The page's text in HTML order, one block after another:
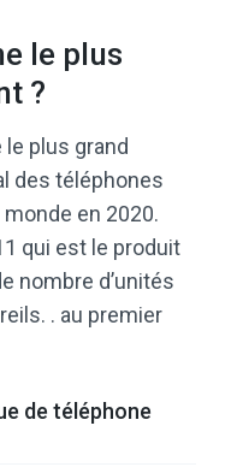
le plus
?
plus grand
des téléphones
en 2020.
qui est le produit
nombre d’unités
. au premier
de téléphone